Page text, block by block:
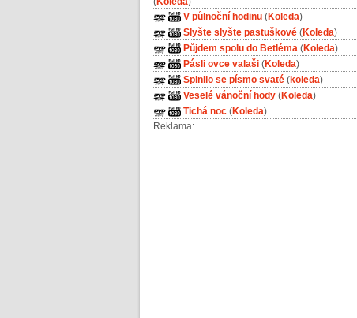
V půlnoční hodinu (Koleda)
Slyšte slyšte pastuškové (Koleda)
Půjdem spolu do Betléma (Koleda)
Pásli ovce valaši (Koleda)
Splnilo se písmo svaté (koleda)
Veselé vánoční hody (Koleda)
Tichá noc (Koleda)
Reklama: